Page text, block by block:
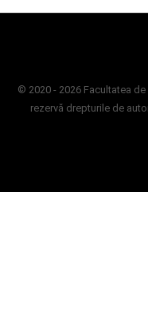
© 2020 - 2026 Facultatea
rezervă drepturile de